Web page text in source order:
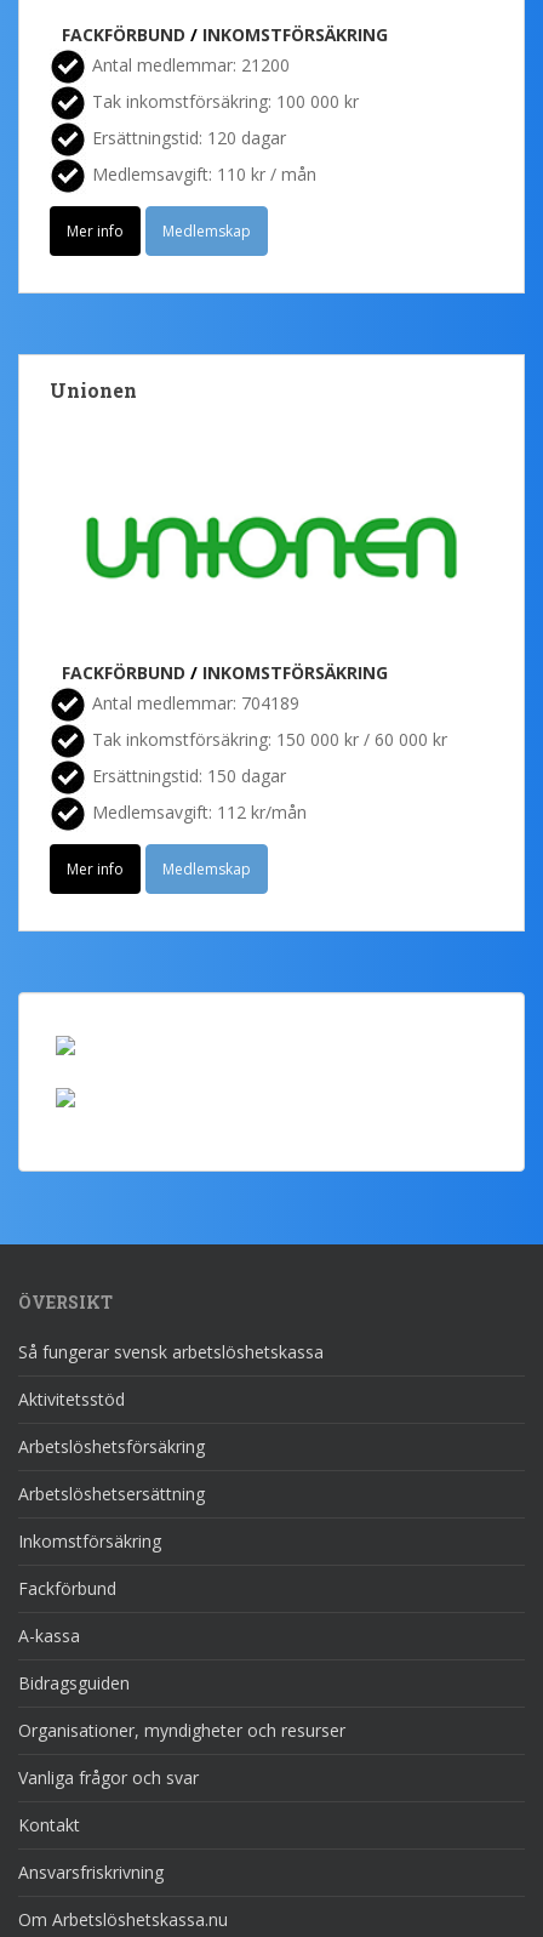
FACKFÖRBUND / INKOMSTFÖRSÄKRING
Antal medlemmar: 21200
Tak inkomstförsäkring: 100 000 kr
Ersättningstid: 120 dagar
Medlemsavgift: 110 kr / mån
Mer info Medlemskap
Unionen
FACKFÖRBUND / INKOMSTFÖRSÄKRING
Antal medlemmar: 704189
Tak inkomstförsäkring: 150 000 kr / 60 000 kr
Ersättningstid: 150 dagar
Medlemsavgift: 112 kr/mån
Mer info Medlemskap
ÖVERSIKT
Så fungerar svensk arbetslöshetskassa
Aktivitetsstöd
Arbetslöshetsförsäkring
Arbetslöshetsersättning
Inkomstförsäkring
Fackförbund
A-kassa
Bidragsguiden
Organisationer, myndigheter och resurser
Vanliga frågor och svar
Kontakt
Ansvarsfriskrivning
Om Arbetslöshetskassa.nu